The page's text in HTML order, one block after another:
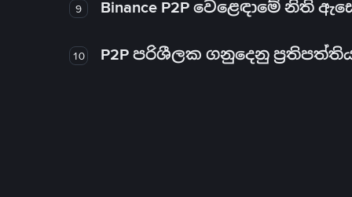
9 Binance P2P වෙළෙඳාමේ නිති
10 P2P පරිශීලක ගනුදෙනු